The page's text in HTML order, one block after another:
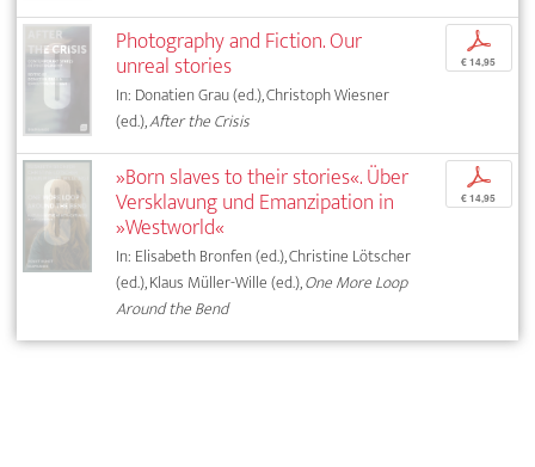
Photography and Fiction. Our
unreal stories
In: Donatien Grau (ed.), Christoph Wiesner
(ed.),After the Crisis
p
€ 14,95
»Born slaves to their stories«. Über
Versklavung und Emanzipation in
»Westworld«
In: Elisabeth Bronfen (ed.), Christine Lötscher
(ed.), Klaus Müller-Wille (ed.),One More Loop
Around the Bend
p
€ 14,95